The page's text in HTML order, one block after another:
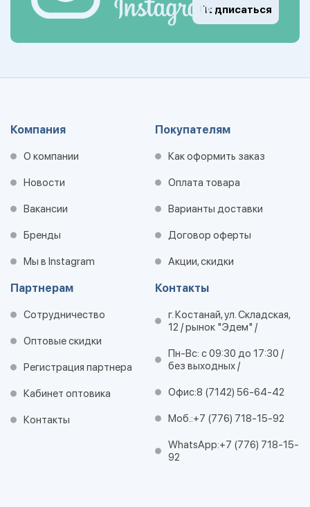
Подписаться
Компания
О компании
Новости
Вакансии
Бренды
Мы в Instagram
Покупателям
Как оформить заказ
Оплата товара
Варианты доставки
Договор оферты
Акции, скидки
Партнерам
Сотрудничество
Оптовые скидки
Регистрация партнера
Кабинет оптовика
Контакты
Контакты
г. Костанай, ул. Складская,
12 / рынок "Эдем" /
Пн-Вс: с 09:30 до 17:30 /
без выходных /
Офис:8 (7142) 56-64-42
Моб.:+7 (776) 718-15-92
WhatsApp:+7 (776) 718-15-
92